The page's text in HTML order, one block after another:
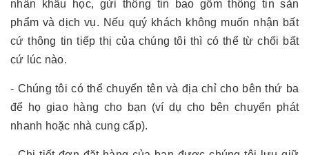
nhân khẩu học, gửi thông tin bao gồm thông tin sản
phẩm và dịch vụ. Nếu quý khách không muốn nhận bất
cứ thông tin tiếp thị của chúng tôi thì có thể từ chối bất
cứ lúc nào.
- Chúng tôi có thể chuyển tên và địa chỉ cho bên thứ ba
để họ giao hàng cho bạn (ví dụ cho bên chuyển phát
nhanh hoặc nhà cung cấp).